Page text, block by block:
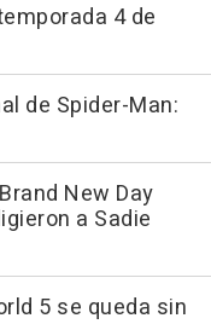
4 de
de Spider-Man:
New Day
a Sadie
5 se queda sin